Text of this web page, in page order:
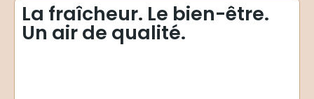
La fraîcheur. Le bien-être.
Un air de qualité.